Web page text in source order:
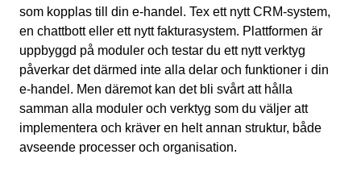
som kopplas till din e-handel. Tex ett nytt CRM-system,
en chattbott eller ett nytt fakturasystem. Plattformen är
uppbyggd på moduler och testar du ett nytt verktyg
påverkar det därmed inte alla delar och funktioner i din
e-handel. Men däremot kan det bli svårt att hålla
samman alla moduler och verktyg som du väljer att
implementera och kräver en helt annan struktur, både
avseende processer och organisation.